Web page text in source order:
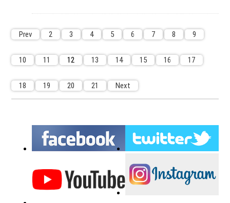
Prev 2 3 4 5 6 7 8 9
10 11 12 13 14 15 16 17
18 19 20 21 Next